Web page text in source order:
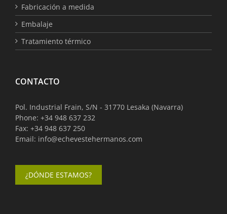
Fabricación a medida
Embalaje
Tratamiento térmico
CONTACTO
Pol. Industrial Frain, S/N - 31770 Lesaka (Navarra)
Phone: +34 948 637 232
Fax: +34 948 637 250
Email: info@echevestehermanos.com
¿DÓNDE ESTAMOS?